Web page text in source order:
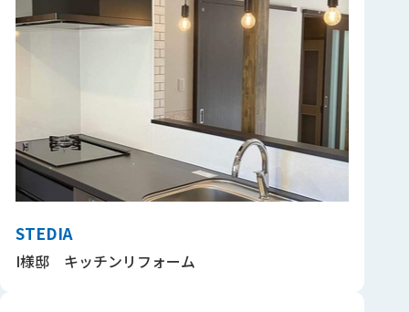
STEDIA
I様邸 キッチンリフォーム